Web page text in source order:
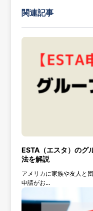
関連記事
ESTA（エスタ）のグ
法を解説
アメリカに家族や友人と
申請がお...